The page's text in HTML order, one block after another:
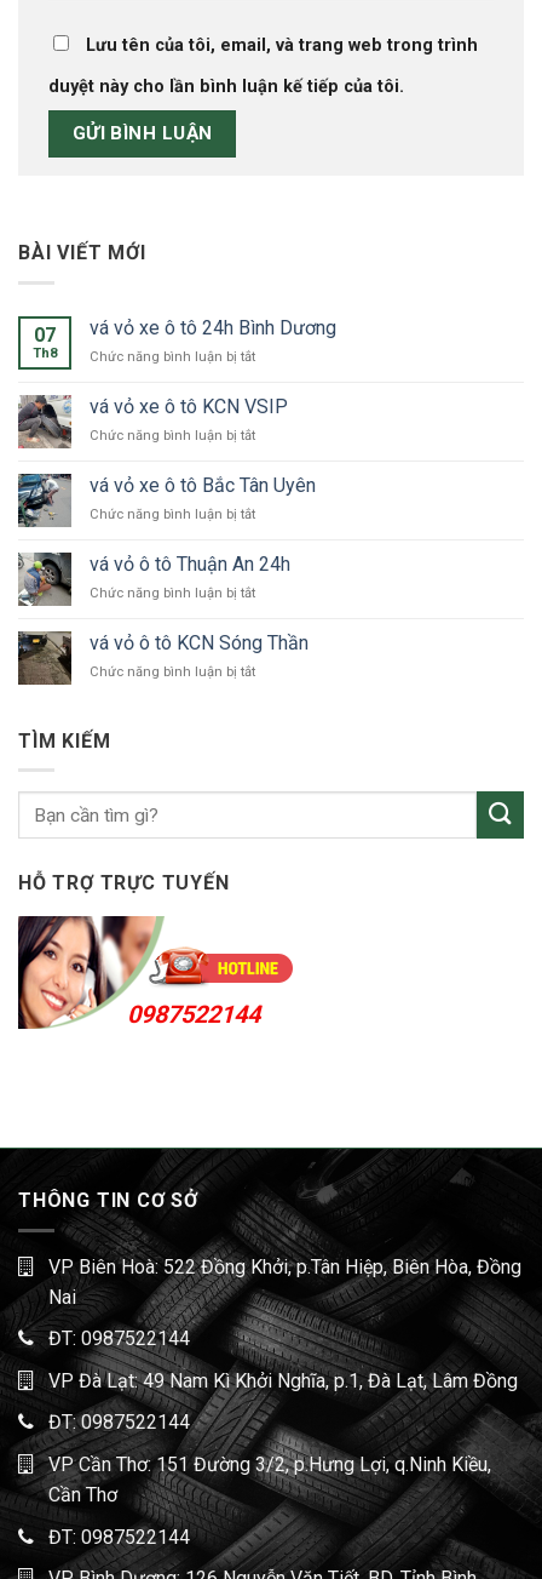
Lưu tên của tôi, email, và trang web trong trình
duyệt này cho lần bình luận kế tiếp của tôi.
BÀI VIẾT MỚI
07
Th8
vá vỏ xe ô tô 24h Bình Dương
Chức năng bình luận bị tắtở
vỏ
xe
ô
24h
Dương
vá vỏ xe ô tô KCN VSIP
Chức năng bình luận bị tắtở
vỏ
xe
ô
KCN
vá vỏ xe ô tô Bắc Tân Uyên
Chức năng bình luận bị tắtở
vỏ
xe
ô
Bắc
Tân
Uyên
vá vỏ ô tô Thuận An 24h
Chức năng bình luận bị tắtở
ô
tô
vá vỏ ô tô KCN Sóng Thần
Chức năng bình luận bị tắtở
Sóng
TÌM KIẾM
HỖ TRỢ TRỰC TUYẾN
0987522144
THÔNG TIN CƠ SỞ
VP Biên Hoà: 522 Đồng Khởi, p.Tân Hiệp, Biên Hòa, Đồng
Nai
ĐT: 0987522144
VP Đà Lạt: 49 Nam Kì Khởi Nghĩa, p.1, Đà Lạt, Lâm Đồng
ĐT:0987522144
VP Cần Thơ: 151 Đường 3/2, p.Hưng Lợi, q.Ninh Kiều,
Cần Thơ
ĐT: 0987522144